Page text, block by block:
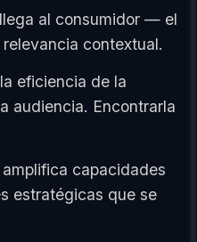
al consumidor — el
contextual.
eficiencia de la
audiencia. Encontrarla
capacidades
estratégicas que se